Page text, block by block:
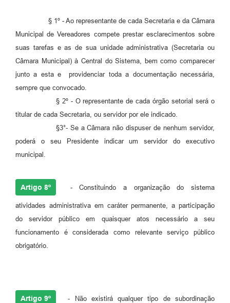
§ 1º - Ao representante de cada Secretaria e da Câmara
Municipal de Vereadores compete prestar esclarecimentos sobre
suas tarefas e as de sua unidade administrativa (Secretaria ou
Câmara Municipal) à Central do Sistema, bem como comparecer
junto a esta e providenciar toda a documentação necessária,
sempre que convocado.
§ 2º - O representante de cada órgão setorial será o
titular de cada Secretaria, ou servidor por ele indicado.
§3°- Se a Câmara não dispuser de nenhum servidor,
poderá o seu Presidente indicar um servidor do executivo
municipal.
Artigo 8º - Constituindo a organização do sistema
atividades administrativa em caráter permanente, a participação
do servidor público em quaisquer atos necessário a seu
funcionamento é considerada como relevante serviço público
obrigatório.
Artigo 9º - Não existirá qualquer tipo de subordinação